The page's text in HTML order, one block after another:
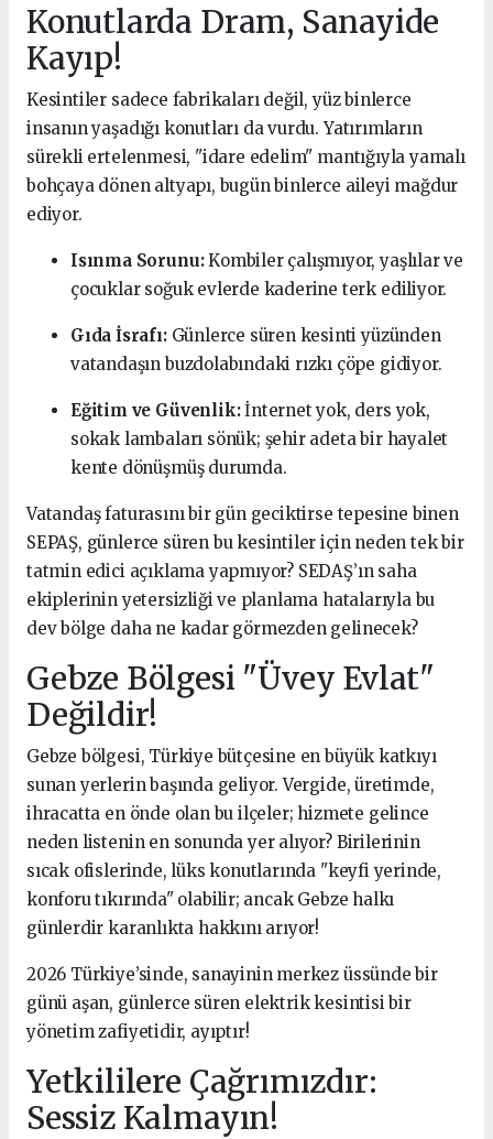
Konutlarda Dram, Sanayide
Kayıp!
Kesintiler sadece fabrikaları değil, yüz binlerce
insanın yaşadığı konutları da vurdu. Yatırımların
sürekli ertelenmesi, "idare edelim" mantığıyla yamalı
bohçaya dönen altyapı, bugün binlerce aileyi mağdur
ediyor.
Isınma Sorunu:Kombiler çalışmıyor, yaşlılar ve
çocuklar soğuk evlerde kaderine terk ediliyor.
Gıda İsrafı:Günlerce süren kesinti yüzünden
vatandaşın buzdolabındaki rızkı çöpe gidiyor.
Eğitim ve Güvenlik:İnternet yok, ders yok,
sokak lambaları sönük; şehir adeta bir hayalet
kente dönüşmüş durumda.
Vatandaş faturasını bir gün geciktirse tepesine binen
SEPAŞ, günlerce süren bu kesintiler için neden tek bir
tatmin edici açıklama yapmıyor? SEDAŞ’ın saha
ekiplerinin yetersizliği ve planlama hatalarıyla bu
dev bölge daha ne kadar görmezden gelinecek?
Gebze Bölgesi "Üvey Evlat"
Değildir!
Gebze bölgesi, Türkiye bütçesine en büyük katkıyı
sunan yerlerin başında geliyor. Vergide, üretimde,
ihracatta en önde olan bu ilçeler; hizmete gelince
neden listenin en sonunda yer alıyor? Birilerinin
sıcak ofislerinde, lüks konutlarında "keyfi yerinde,
konforu tıkırında" olabilir; ancak Gebze halkı
günlerdir karanlıkta hakkını arıyor!
2026 Türkiye’sinde, sanayinin merkez üssünde bir
günü aşan, günlerce süren elektrik kesintisi bir
yönetim zafiyetidir, ayıptır!
Yetkililere Çağrımızdır:
Sessiz Kalmayın!